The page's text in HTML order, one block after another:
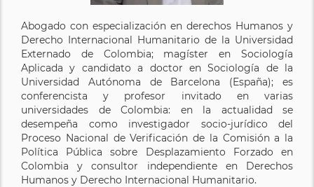
Abogado con especialización en derechos Humanos y
Derecho Internacional Humanitario de la Universidad
Externado de Colombia; magíster en Sociología
Aplicada y candidato a doctor en Sociología de la
Universidad Autónoma de Barcelona (España); es
conferencista y profesor invitado en varias
universidades de Colombia: en la actualidad se
desempeña como investigador socio-jurídico del
Proceso Nacional de Verificación de la Comisión a la
Política Pública sobre Desplazamiento Forzado en
Colombia y consultor independiente en Derechos
Humanos y Derecho Internacional Humanitario.